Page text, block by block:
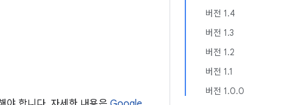
버전 1.4
버전 1.3
버전 1.2
버전 1.1
버전 1.0.0